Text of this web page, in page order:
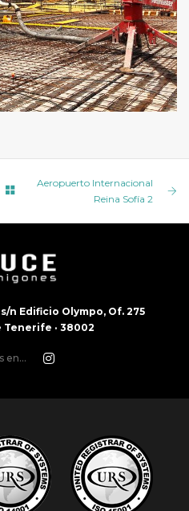
Aeropuerto Internacional
Reina Sofía 2
n Edificio Olympo, Of. 275
Tenerife · 38002
en...